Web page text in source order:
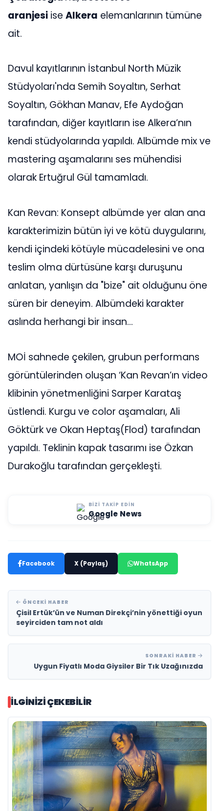
aranjesi ise Alkera elemanlarının tümüne
ait.
Davul kayıtlarının İstanbul North Müzik
Stüdyoları'nda Semih Soyaltın, Serhat
Soyaltın, Gökhan Manav, Efe Aydoğan
tarafından, diğer kayıtların ise Alkera’nın
kendi stüdyolarında yapıldı. Albümde mix ve
mastering aşamalarını ses mühendisi
olarak Ertuğrul Gül tamamladı.
Kan Revan: Konsept albümde yer alan ana
karakterimizin bütün iyi ve kötü duygularını,
kendi içindeki kötüyle mücadelesini ve ona
teslim olma dürtüsüne karşı duruşunu
anlatan, yanlışın da "bize" ait olduğunu öne
süren bir deneyim. Albümdeki karakter
aslında herhangi bir insan...
MOİ sahnede çekilen, grubun performans
görüntülerinden oluşan ‘Kan Revan’ın video
klibinin yönetmenliğini Sarper Karataş
üstlendi. Kurgu ve color aşamaları, Ali
Göktürk ve Okan Heptaş(Flod) tarafından
yapıldı. Teklinin kapak tasarımı ise Özkan
Durakoğlu tarafından gerçekleşti.
BIZI TAKIP EDIN
Google News
Facebook X (Paylaş) WhatsApp
ÖNCEKI HABER
Çisil Ertük’ün ve Numan Direkçi’nin yönettiği oyun
seyirciden tam not aldı
SONRAKI HABER
Uygun Fiyatlı Moda Giysiler Bir Tık Uzağınızda
İLGINIZI ÇEKEBILIR